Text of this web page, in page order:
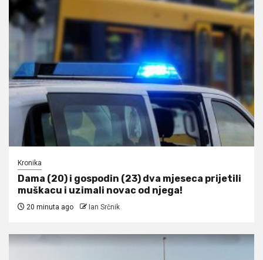
Kronika
Dama (20) i gospodin (23) dva mjeseca prijetili
muškacu i uzimali novac od njega!
20 minuta ago Ian Srčnik